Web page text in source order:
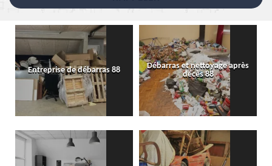
Entreprise de débarras 88
Débarras et nettoyage après
décès 88